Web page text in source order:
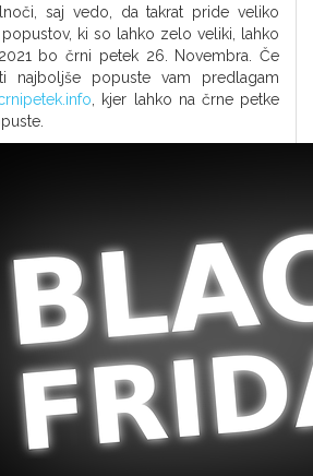
saj vedo, da takrat pride veliko
ki so lahko zelo veliki, lahko
bo črni petek 26. Novembra. Če
najboljše popuste vam predlagam
, kjer lahko na črne petke